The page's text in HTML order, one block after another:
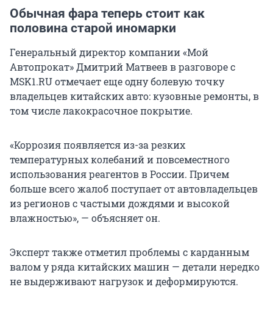
Обычная фара теперь стоит как
половина старой иномарки
Генеральный директор компании «Мой
Автопрокат» Дмитрий Матвеев в разговоре с
MSK1.RU отмечает еще одну болевую точку
владельцев китайских авто: кузовные ремонты, в
том числе лакокрасочное покрытие.
«Коррозия появляется из-за резких
температурных колебаний и повсеместного
использования реагентов в России. Причем
больше всего жалоб поступает от автовладельцев
из регионов с частыми дождями и высокой
влажностью», — объясняет он.
Эксперт также отметил проблемы с карданным
валом у ряда китайских машин — детали нередко
не выдерживают нагрузок и деформируются.